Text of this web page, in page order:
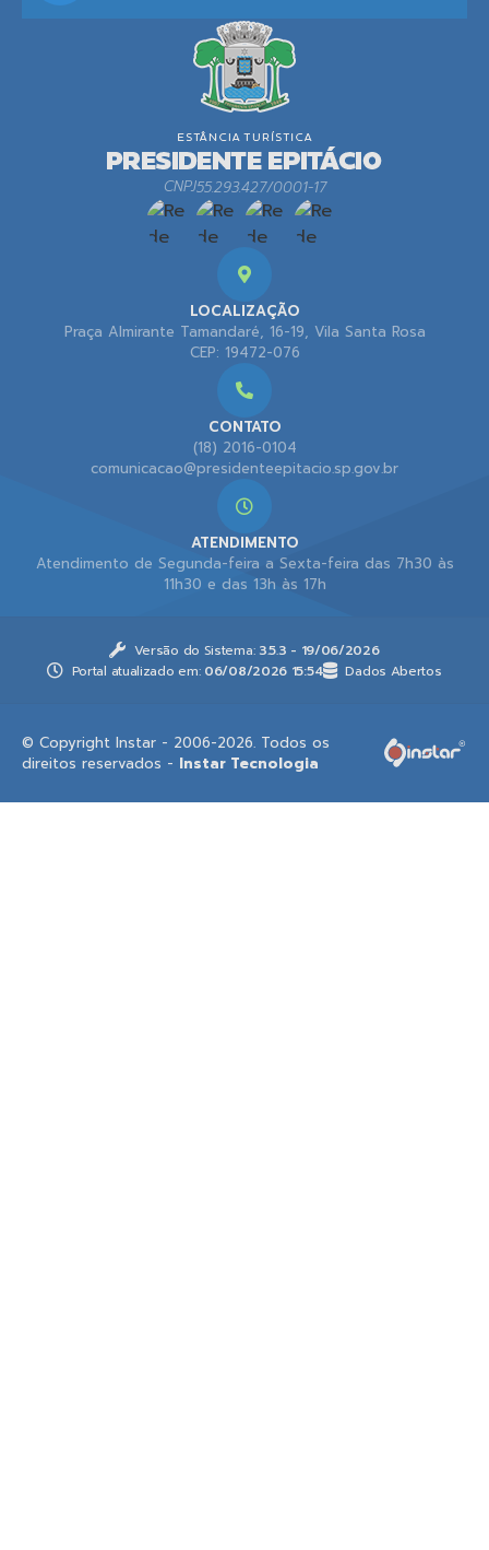
LOCALIZAÇÃO
Praça Almirante Tamandaré, 16-19, Vila Santa Rosa
CEP: 19472-076
CONTATO
(18) 2016-0104
comunicacao@presidenteepitacio.sp.gov.br
ATENDIMENTO
Atendimento de Segunda-feira a Sexta-feira das 7h30 às
11h30 e das 13h às 17h
CNPJ55.293.427/0001-17
Versão do Sistema: 3.5.3 - 19/06/2026
Portal atualizado em: 06/08/2026 15:54 Dados Abertos
© Copyright Instar - 2006-2026. Todos os
direitos reservados - Instar Tecnologia